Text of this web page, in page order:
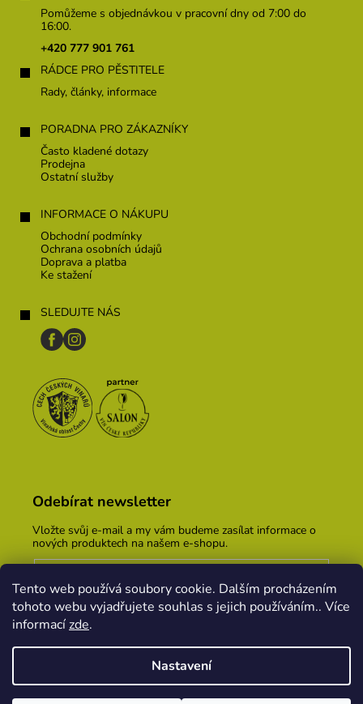
Tento web používá soubory cookie. Dalším procházením
tohoto webu vyjadřujete souhlas s jejich používáním.. Více
informacízde.
Nastavení
Pomůžeme s objednávkou v pracovní dny od 7:00 do
16:00.
+420 777 901 761
RÁDCE PRO PĚSTITELE
Rady, články, informace
PORADNA PRO ZÁKAZNÍKY
Často kladené dotazy
Prodejna
Ostatní služby
INFORMACE O NÁKUPU
Obchodní podmínky
Ochrana osobních údajů
Doprava a platba
Ke stažení
SLEDUJTE NÁS
Odebírat newsletter
Vložte svůj e-mail a my vám budeme zasílat informace o
nových produktech na našem e-shopu.
Vložením e-mailu souhlasíte spodmínkami ochrany
osobních údajů
PŘIHLÁSIT SE